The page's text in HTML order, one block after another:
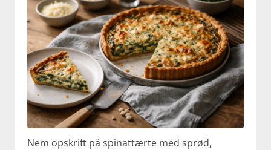
Nem opskrift på spinattærte med sprød,